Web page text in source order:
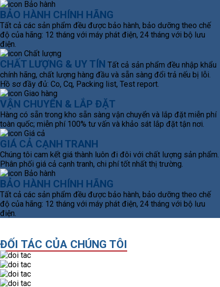
BẢO HÀNH CHÍNH HÃNG
Tất cả các sản phẩm đều được bảo hành, bảo dưỡng theo chế
độ của hãng: 12 tháng với máy phát điện, 24 tháng với bộ lưu
điện.
CHẤT LƯỢNG & UY TÍN Tất cả sản phẩm đều nhập khẩu
chính hãng, chất lượng hàng đầu và sẵn sàng đổi trả nếu bị lỗi.
Hồ sơ đầy đủ: Co, Cq, Packing list, Test report.
VẬN CHUYỂN & LẮP ĐẶT
Hàng có sẵn trong kho sẵn sàng vận chuyển và lắp đặt miễn phí
toàn quốc; miễn phí 100% tư vấn và khảo sát lắp đặt tận nơi.
GIÁ CẢ CẠNH TRANH
Chúng tôi cam kết giá thành luôn đi đôi với chất lượng sản phẩm.
Phân phối giá cả cạnh tranh, chi phí tốt nhất thị trường.
BẢO HÀNH CHÍNH HÃNG
Tất cả các sản phẩm đều được bảo hành, bảo dưỡng theo chế
độ của hãng: 12 tháng với máy phát điện, 24 tháng với bộ lưu
điện.
ĐỐI TÁC CỦA CHÚNG TÔI